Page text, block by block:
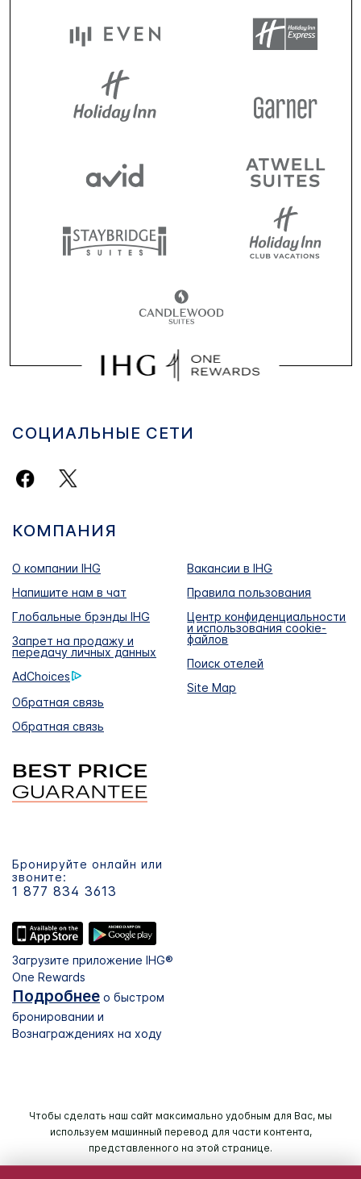
СОЦИАЛЬНЫЕ СЕТИ
КОМПАНИЯ
О компании IHG
Вакансии в IHG
Напишите нам в чат
Правила пользования
Глобальные брэнды IHG
Центр конфиденциальности
и использования cookie-
файлов
Запрет на продажу и
передачу личных данных
Поиск отелей
AdChoices
Site Map
Обратная связь
Обратная связь
Бронируйте онлайн или
звоните:
1 877 834 3613
Загрузите приложение IHG®
One Rewards
Подробнее о быстром
бронировании и
Вознаграждениях на ходу
Чтобы сделать наш сайт максимально удобным для Вас, мы
используем машинный перевод для части контента,
представленного на этой странице.